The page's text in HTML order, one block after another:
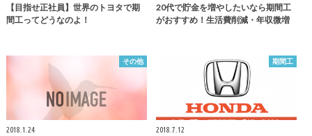
【目指せ正社員】世界のトヨタで期
間工ってどうなのよ！
20代で貯金を増やしたいなら期間工
がおすすめ！生活費削減・年収微増
その他
2018.1.24
期間工
2018.7.12